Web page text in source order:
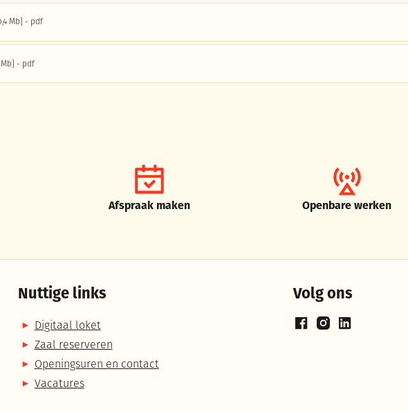
Mb pdf
Mb pdf
Afspraak maken Openbare werken
Nuttige links
Digitaal loket
Zaal reserveren
Openingsuren en contact
Vacatures
Volg ons
Facebook
Instagram
LinkedIn